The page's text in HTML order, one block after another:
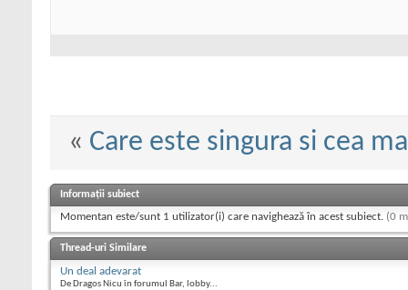
« Care este singura si cea
Informații subiect
Momentan este/sunt 1 utilizator(i) care navighează în acest subiect. (0
Thread-uri Similare
Un deal adevarat
De Dragos Nicu în forumul Bar, lobby...